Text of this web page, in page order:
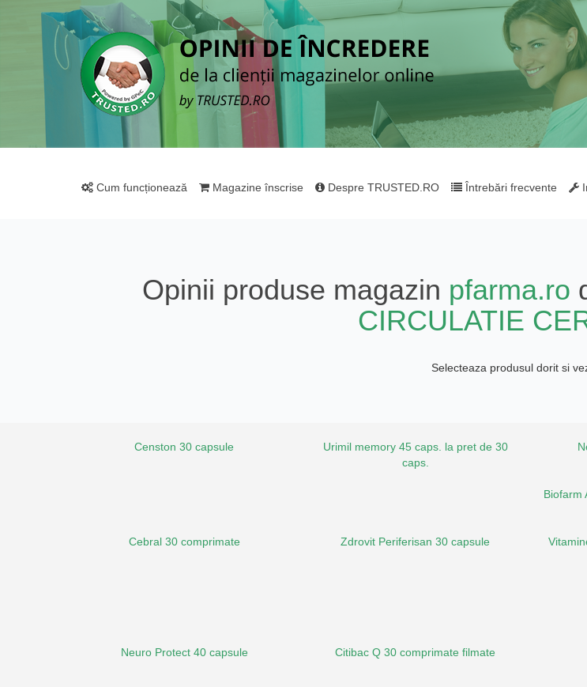
Cum funcționează Magazine înscrise Despre TRUSTED.RO Întrebări frecvente
Opinii produse magazin pfarma.ro
CIRCULATIE
Selecteaza produsul dorit si
Censton 30 capsule
Urimil memory 45 caps. la pret de 30
caps.
Biofarm
Cebral 30 comprimate Zdrovit Periferisan 30 capsule
Neuro Protect 40 capsule Citibac Q 30 comprimate filmate